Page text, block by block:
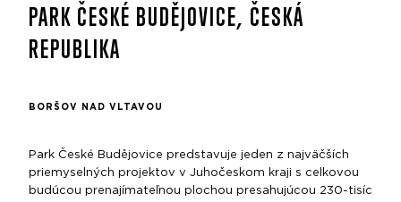
PARK ČESKÉ BUDĚJOVICE, ČESKÁ
REPUBLIKA
BORŠOV NAD VLTAVOU
Park České Budějovice predstavuje jeden z najväčších
priemyselných projektov v Juhočeskom kraji s celkovou
budúcou prenajímateľnou plochou presahujúcou 230-tisíc